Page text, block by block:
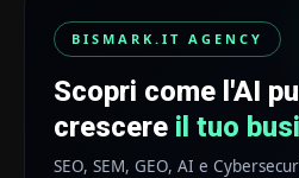
BISMARK.IT AGENCY
Scopri come l'AI
crescere il tuo
SEO, SEM, GEO, AI e